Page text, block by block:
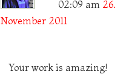
02:09 am 26.
November 2011
Your work is amazing!